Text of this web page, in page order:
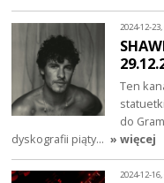
2024-12-
Ten
do
dyskografii piąty… » więcej
2024-12-